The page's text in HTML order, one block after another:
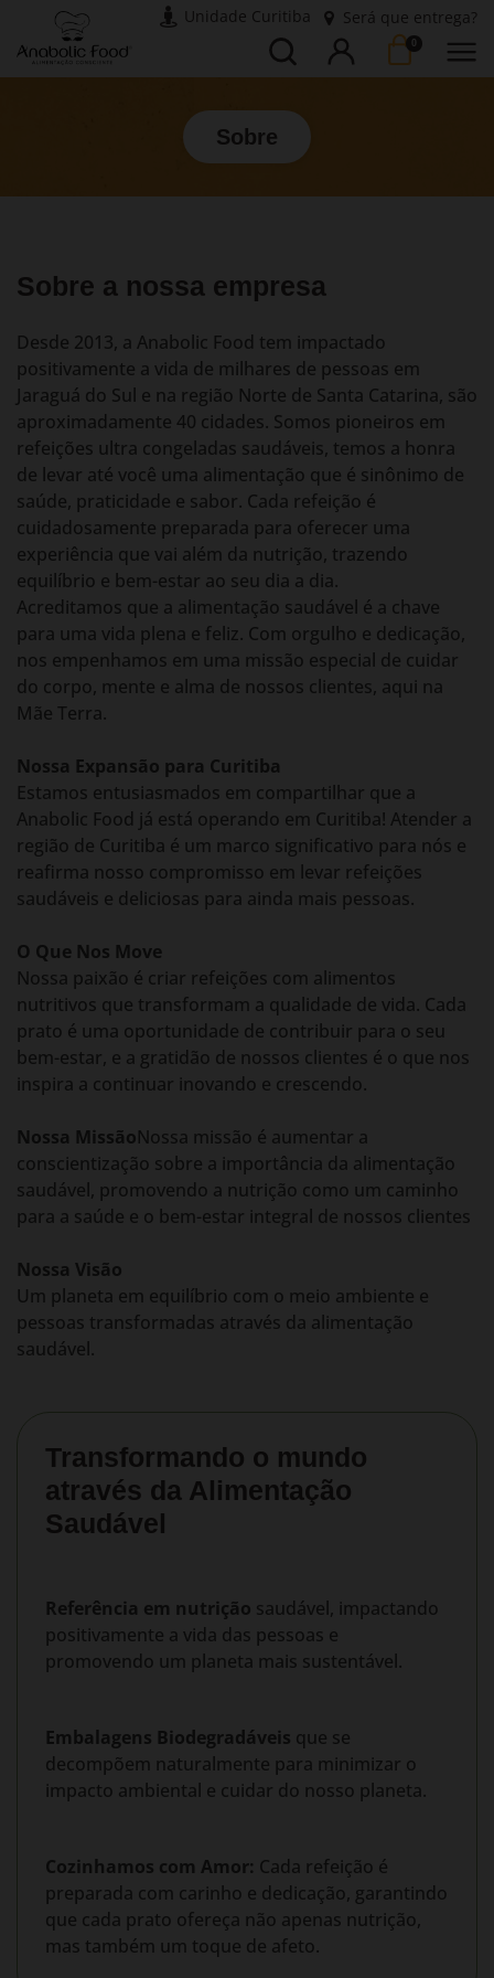
Unidade Curitiba
Será que entrega?
Busca
Entrar 0
Sobre
Sobre a nossa empresa
Desde 2013, a Anabolic Food tem impactado
positivamente a vida de milhares de pessoas em
Jaraguá do Sul e na região Norte de Santa Catarina, são
aproximadamente 40 cidades. Somos pioneiros em
refeições ultra congeladas saudáveis, temos a honra
de levar até você uma alimentação que é sinônimo de
saúde, praticidade e sabor. Cada refeição é
cuidadosamente preparada para oferecer uma
experiência que vai além da nutrição, trazendo
equilíbrio e bem-estar ao seu dia a dia.
Acreditamos que a alimentação saudável é a chave
para uma vida plena e feliz. Com orgulho e dedicação,
nos empenhamos em uma missão especial de cuidar
do corpo, mente e alma de nossos clientes, aqui na
Mãe Terra.
Nossa Expansão para Curitiba
Estamos entusiasmados em compartilhar que a
Anabolic Food já está operando em Curitiba! Atender a
região de Curitiba é um marco significativo para nós e
reafirma nosso compromisso em levar refeições
saudáveis e deliciosas para ainda mais pessoas.
O Que Nos Move
Nossa paixão é criar refeições com alimentos
nutritivos que transformam a qualidade de vida. Cada
prato é uma oportunidade de contribuir para o seu
bem-estar, e a gratidão de nossos clientes é o que nos
inspira a continuar inovando e crescendo.
Nossa MissãoNossa missão é aumentar a
conscientização sobre a importância da alimentação
saudável, promovendo a nutrição como um caminho
para a saúde e o bem-estar integral de nossos clientes
Nossa Visão
Um planeta em equilíbrio com o meio ambiente e
pessoas transformadas através da alimentação
saudável.
Transformando o mundo
através da Alimentação
Saudável
Referência em nutrição saudável, impactando
positivamente a vida das pessoas e
promovendo um planeta mais sustentável.
Embalagens Biodegradáveis que se
decompõem naturalmente para minimizar o
impacto ambiental e cuidar do nosso planeta.
Cozinhamos com Amor: Cada refeição é
preparada com carinho e dedicação, garantindo
que cada prato ofereça não apenas nutrição,
mas também um toque de afeto.